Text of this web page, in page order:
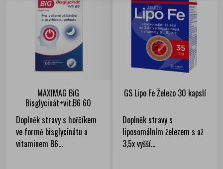
MAXIMAG BiG
Bisglycinát+vit.B6 60
Doplněk stravy s hořčíkem
ve formě bisglycinátu a
vitaminem B6...
GS Lipo Fe Železo 30 kapslí
Doplněk stravy s
liposomálním železem s až
3,5x vyšší...